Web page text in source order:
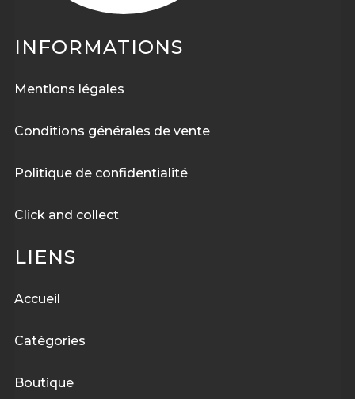
INFORMATIONS
Mentions légales
Conditions générales de vente
Politique de confidentialité
Click and collect
LIENS
Accueil
Catégories
Boutique